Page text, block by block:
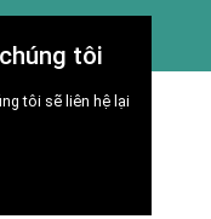
tôi
tôi sẽ liên hệ lại